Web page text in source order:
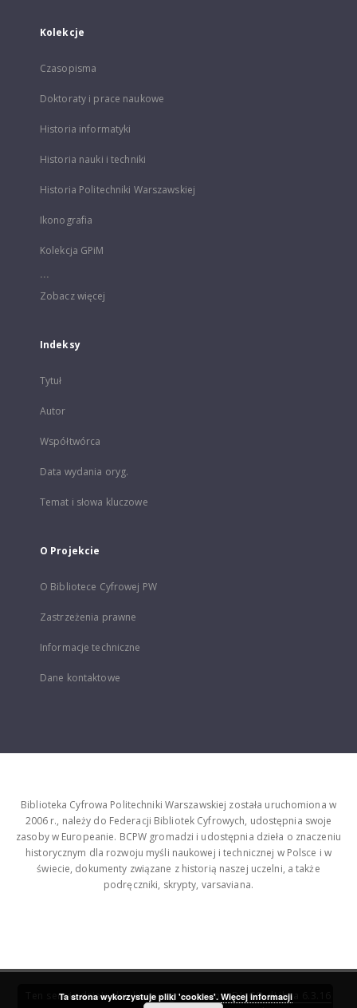
Kolekcje
Czasopisma
Doktoraty i prace naukowe
Historia informatyki
Historia nauki i techniki
Historia Politechniki Warszawskiej
Ikonografia
Kolekcja GPiM
...
Zobacz więcej
Indeksy
Tytuł
Autor
Współtwórca
Data wydania oryg.
Temat i słowa kluczowe
O Projekcie
O Bibliotece Cyfrowej PW
Zastrzeżenia prawne
Informacje techniczne
Dane kontaktowe
Biblioteka Cyfrowa Politechniki Warszawskiej została uruchomiona w
2006 r., należy do Federacji Bibliotek Cyfrowych, udostępnia swoje
zasoby w Europeanie. BCPW gromadzi i udostępnia dzieła o znaczeniu
historycznym dla rozwoju myśli naukowej i technicznej w Polsce i w
świecie, dokumenty związane z historią naszej uczelni, a także
podręczniki, skrypty, varsaviana.
Ten serwis działa dzięki oprogramowaniuDInGO dLibra 6.3.16
Ta strona wykorzystuje pliki 'cookies'. Więcej informacji